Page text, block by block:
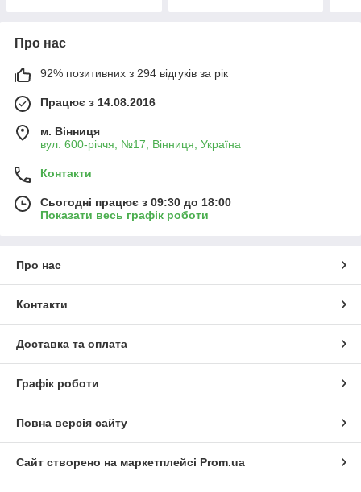
Про нас
92% позитивних з 294 відгуків за рік
Працює з 14.08.2016
м. Вінниця
вул. 600-річчя, №17, Вінниця, Україна
Контакти
Сьогодні працює з 09:30 до 18:00
Показати весь графік роботи
Про нас
Контакти
Доставка та оплата
Графік роботи
Повна версія сайту
Сайт створено на маркетплейсі Prom.ua